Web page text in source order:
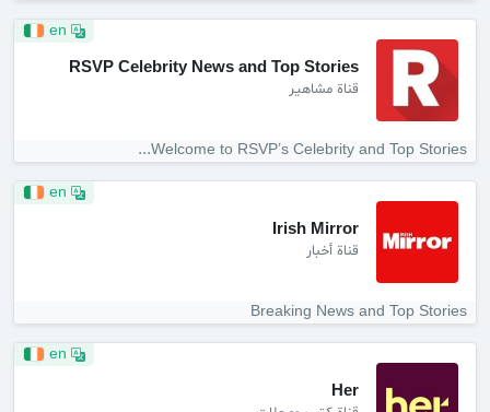
RSVP Celebrity News and Top Stories
قناة مشاهير
Welcome to RSVP’s Celebrity and Top Stories...
Irish Mirror
قناة أخبار
Breaking News and Top Stories
Her